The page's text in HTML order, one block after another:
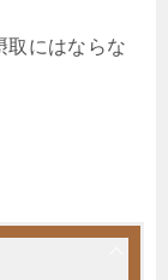
取にはならな